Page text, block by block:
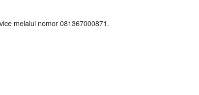
melalui nomor 081367000871.